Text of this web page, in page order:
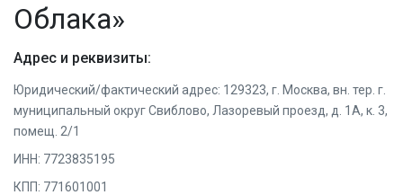
Облака»
Адрес и реквизиты:
Юридический/фактический адрес: 129323, г. Москва, вн. тер. г.
муниципальный округ Свиблово, Лазоревый проезд, д. 1А, к. 3,
помещ. 2/1
ИНН: 7723835195
КПП: 771601001